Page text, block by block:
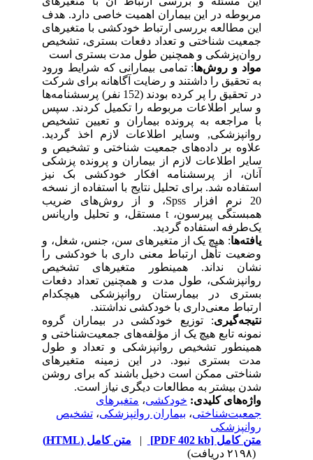
مربوطه در این بیماران اهمیت خاصی دارد. هدف
این مطالعه بررسی ارتباط خودکشی با متغیرهای
جمعیت شناختی و تعداد دفعات بستری، تشخیص
روان‌پزشکی و همچنین طول مدت بستری است
مواد و روش‌ها: تمامی بیمارانی که شرایط ورود
به تحقیق را داشتند و رضایت آگاهانه برای شرکت
در تحقیق را پر کرده بودند (152 نفر) پرسشنامه‌ها
و سایر اطلاعات مربوطه را تکمیل کردند. سپس
با مراجعه به پرونده بیماران و تعیین تشخیص
روانپزشکی, وسایر اطلاعات لازم اخذ گردید.
علاوه بر داده‌های جمعیت شناختی و تشخیص و
سایر اطلاعات لازم از بیماران و پرونده پزشکی
آنان، از پرسشنامه افکار خودکشی بک نیز
استفاده شد. برای تحلیل نتایج با استفاده از نسخه
20 نرم افزار
Spss، و از روش‌های ضریب
همبستگی پیرسون،tمستقل، و تحلیل واریانس
یک‌طرفه استفاده گردید.
یافته‌ها: هیچ یک از متغیرهای سن، جنس، شغل، و
وضعیت تأهل ارتباط معنی داری با خودکشی را
نشان نداند. همینطور متغیرهای تشخیص
روانپزشکی، طول مدت و همچنین تعداد دفعات
بستری در بیمارستان روانپزشکی هیچکدام
ارتباط معنی‌داری با خودکشی نداشتند.
نتیجه‌گیری:توزیع خودکشی در بیماران گروه
نمونه تابع هیچ یک از مؤلفه‌های جمعیت‌شناختی و
همینطور تشخیص روانپزشکی و تعداد و طول
مدت بستری نبود. در این زمینه متغیرهای
شناختی ممکن است دخیل باشند که برای روشن
شدن بیشتر به مطالعات دیگری نیاز است.
واژه‌های کلیدی:خودکشی،متغیرهای
جمعیت‌شناختی،بیماران روانپزشکی،تشخیص
روانپزشکی
متن کامل[PDF 402 kb]
| متن کامل (HTML)